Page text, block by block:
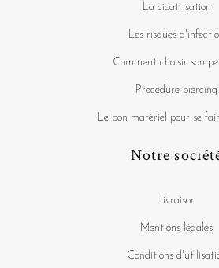
La cicatrisation
Les risques
Comment choisir son
Procédure piercing
Le bon matériel pour se
Notre
Livraison
Mentions légales
Conditions